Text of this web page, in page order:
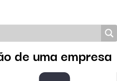
de uma empresa